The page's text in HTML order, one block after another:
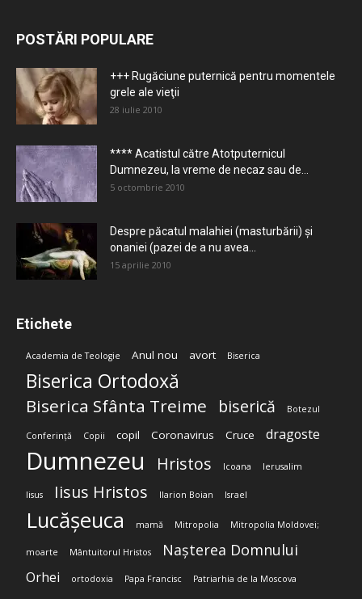
POSTĂRI POPULARE
+++ Rugăciune puternică pentru momentele
grele ale vieţii
28 iulie 2010
**** Acatistul către Atotputernicul
Dumnezeu, la vreme de necaz sau de...
5 octombrie 2010
Despre păcatul malahiei (masturbării) şi
onaniei (pazei de a nu avea...
15 aprilie 2010
Etichete
Academia de Teologie Anul nou avort Biserica
Biserica Ortodoxă
Biserica Sfânta Treime biserică Botezul
Conferință Copii copil Coronavirus Cruce dragoste
Dumnezeu Hristos Icoana Ierusalim
Iisus Iisus Hristos Ilarion Boian Israel
Lucășeuca mamă Mitropolia Mitropolia Moldovei;
moarte Mântuitorul Hristos Nașterea Domnului
Orhei ortodoxia Papa Francisc Patriarhia de la Moscova